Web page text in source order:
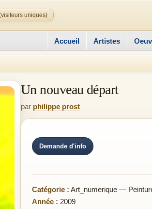
uniques)
Accueil Artistes
Un nouveau départ
par philippe prost
Demande d'info
Catégorie : Art_numerique —
Année : 2009